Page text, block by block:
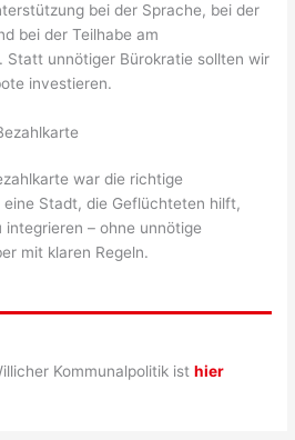
bei der Sprache, bei der
bei der Teilhabe am
Statt unnötiger Bürokratie sollten wir
investieren.
war die richtige
eine Stadt, die Geflüchteten hilft,
– ohne unnötige
mit klaren Regeln.
Kommunalpolitik isthier